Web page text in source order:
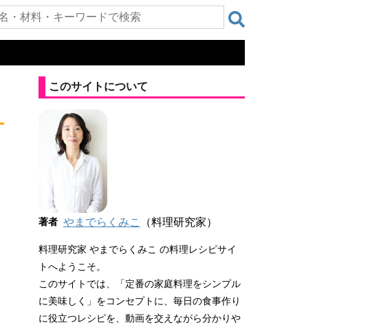
このサイトについて
著者 やまでらくみこ （料理研究家）
料理研究家 やまでらくみこ の料理レシピサイ
トへようこそ。
このサイトでは、「定番の家庭料理をシンプル
に美味しく」をコンセプトに、毎日の食事作り
に役立つレシピを、動画を交えながら分かりや